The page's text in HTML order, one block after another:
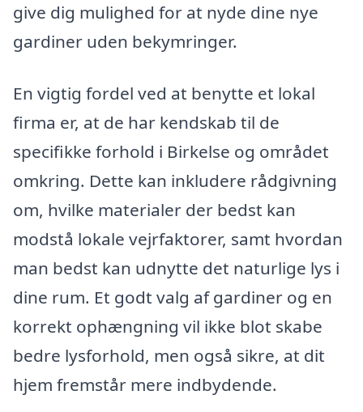
give dig mulighed for at nyde dine nye
gardiner uden bekymringer.
En vigtig fordel ved at benytte et lokal
firma er, at de har kendskab til de
specifikke forhold i Birkelse og området
omkring. Dette kan inkludere rådgivning
om, hvilke materialer der bedst kan
modstå lokale vejrfaktorer, samt hvordan
man bedst kan udnytte det naturlige lys i
dine rum. Et godt valg af gardiner og en
korrekt ophængning vil ikke blot skabe
bedre lysforhold, men også sikre, at dit
hjem fremstår mere indbydende.